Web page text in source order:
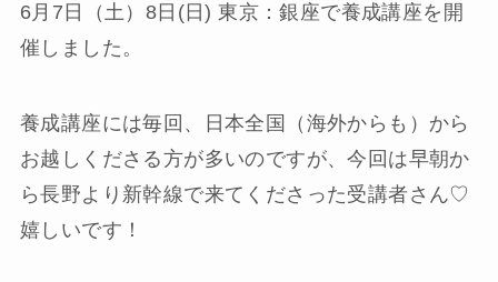
6月7日（土）8日(日) 東京：銀座で養成講座を開
催しました。
養成講座には毎回、日本全国（海外からも）から
お越しくださる方が多いのですが、今回は早朝か
ら長野より新幹線で来てくださった受講者さん♡
嬉しいです！